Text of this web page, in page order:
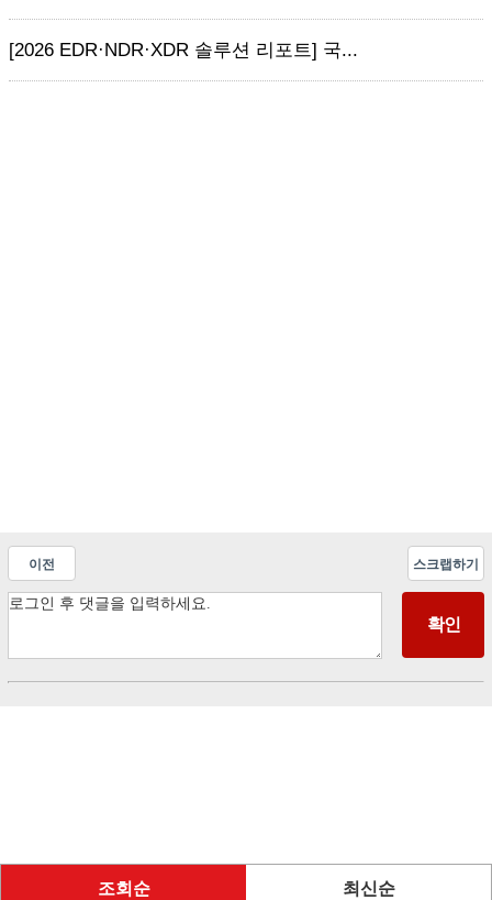
[2026 EDR·NDR·XDR 솔루션 리포트] 국...
이전 스크랩하기
조회순 최신순